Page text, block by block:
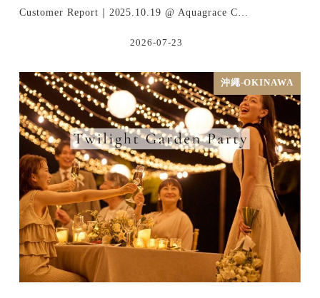
Customer Report｜2025.10.19 @ Aquagrace C…
2026-07-23
沖繩-OKINAWA